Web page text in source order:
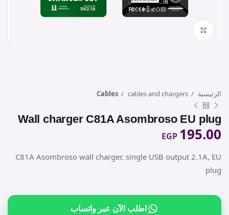
الرئيسية cables and chargers
Cables
Wall charger C81A Asombroso EU plug
EGP 195.00
C81A Asombroso wall charger, single USB output 2.1A, EU
plug
اطلب الآن عبر واتساب